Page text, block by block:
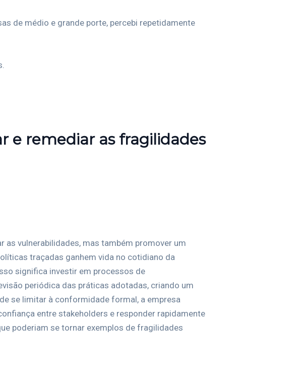
de médio e grande porte, percebi repetidamente
e remediar as fragilidades
vulnerabilidades, mas também promover um
traçadas ganhem vida no cotidiano da
significa investir em processos de
periódica das práticas adotadas, criando um
se limitar à conformidade formal, a empresa
entre stakeholders e responder rapidamente
poderiam se tornar exemplos de fragilidades